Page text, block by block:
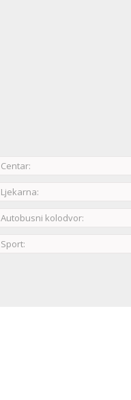
Centar:
Ljekarna:
Autobusni kolodvor:
Sport: